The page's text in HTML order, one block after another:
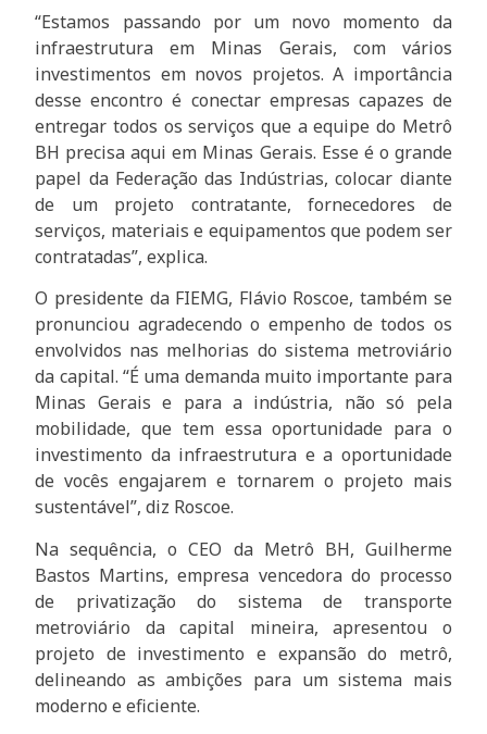
“Estamos passando por um novo momento da
infraestrutura em Minas Gerais, com vários
investimentos em novos projetos. A importância
desse encontro é conectar empresas capazes de
entregar todos os serviços que a equipe do Metrô
BH precisa aqui em Minas Gerais. Esse é o grande
papel da Federação das Indústrias, colocar diante
de um projeto contratante, fornecedores de
serviços, materiais e equipamentos que podem ser
contratadas”, explica.
O presidente da FIEMG, Flávio Roscoe, também se
pronunciou agradecendo o empenho de todos os
envolvidos nas melhorias do sistema metroviário
da capital. “É uma demanda muito importante para
Minas Gerais e para a indústria, não só pela
mobilidade, que tem essa oportunidade para o
investimento da infraestrutura e a oportunidade
de vocês engajarem e tornarem o projeto mais
sustentável”, diz Roscoe.
Na sequência, o CEO da Metrô BH, Guilherme
Bastos Martins, empresa vencedora do processo
de privatização do sistema de transporte
metroviário da capital mineira, apresentou o
projeto de investimento e expansão do metrô,
delineando as ambições para um sistema mais
moderno e eficiente.